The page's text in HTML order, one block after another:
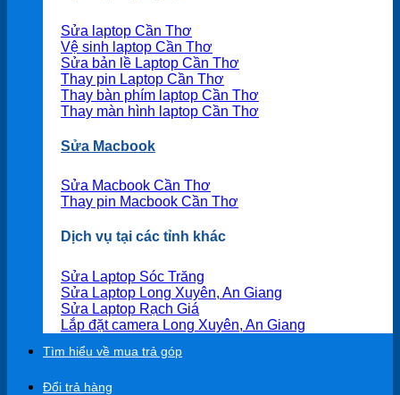
Sửa laptop Cần Thơ
Vệ sinh laptop Cần Thơ
Sửa bản lề Laptop Cần Thơ
Thay pin Laptop Cần Thơ
Thay bàn phím laptop Cần Thơ
Thay màn hình laptop Cần Thơ
Sửa Macbook
Sửa Macbook Cần Thơ
Thay pin Macbook Cần Thơ
Dịch vụ tại các tỉnh khác
Sửa Laptop Sóc Trăng
Sửa Laptop Long Xuyên, An Giang
Sửa Laptop Rạch Giá
Lắp đặt camera Long Xuyên, An Giang
Tìm hiểu về mua trả góp
Đổi trả hàng